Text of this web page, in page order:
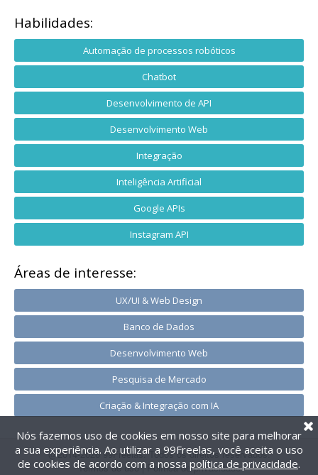
Habilidades:
Automação de processos robóticos
Chatbot
Desenvolvimento de API
Desenvolvimento Web
Integração
Inteligência Artificial
Google APIs
Instagram API
Áreas de interesse:
UX/UI & Web Design
Banco de Dados
Desenvolvimento Web
Pesquisa de Mercado
Criação & Integração com IA
@2014-2026 99Freelas. Todos os direitos reservados.
Termos de uso| Política de privacidade
Nós fazemos uso de cookies em nosso site para melhorar
a sua experiência. Ao utilizar a 99Freelas, você aceita o uso
de cookies de acordo com a nossa política de privacidade.